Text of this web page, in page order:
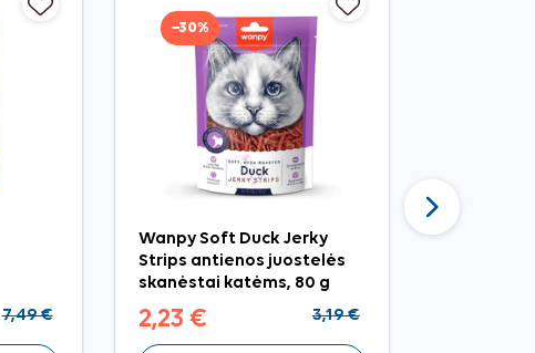
7,49 €
−30%
Wanpy Soft Duck Jerky
Strips antienos juostelės
skanėstai katėms, 80 g
2,23 € 3,19 €
Tęsti